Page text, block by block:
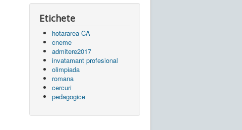
Etichete
hotararea CA
cneme
admitere2017
invatamant profesional
olimpiada
romana
cercuri
pedagogice